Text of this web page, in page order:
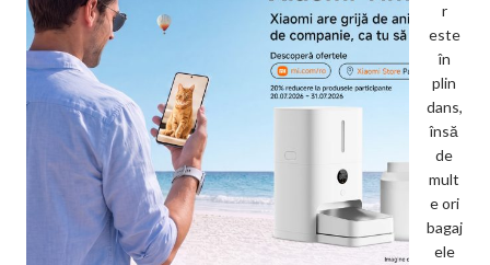
r
este
în
plin
dans,
însă
de
mult
e ori
bagaj
ele